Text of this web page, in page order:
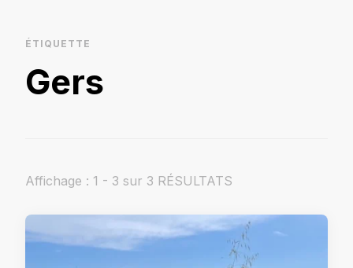
ÉTIQUETTE
Gers
Affichage : 1 - 3 sur 3 RÉSULTATS